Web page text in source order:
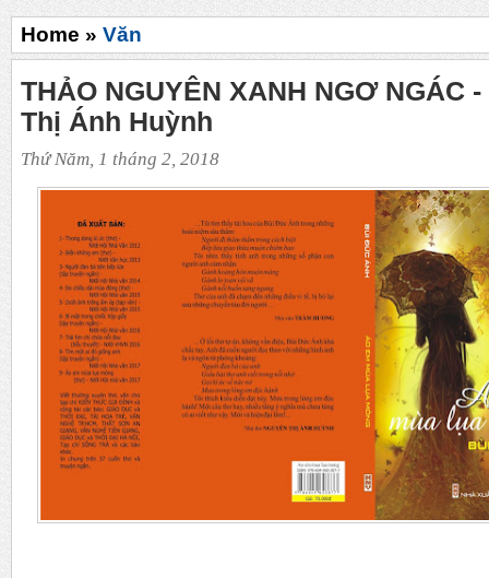
Home » Văn
THẢO NGUYÊN XANH NGƠ NGÁC
Thị Ánh Huỳnh
Thứ Năm, 1 tháng 2, 2018